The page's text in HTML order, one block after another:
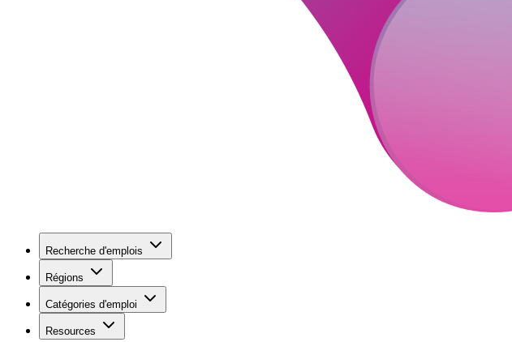
Recherche d'emplois
Régions
Catégories d'emploi
Resources